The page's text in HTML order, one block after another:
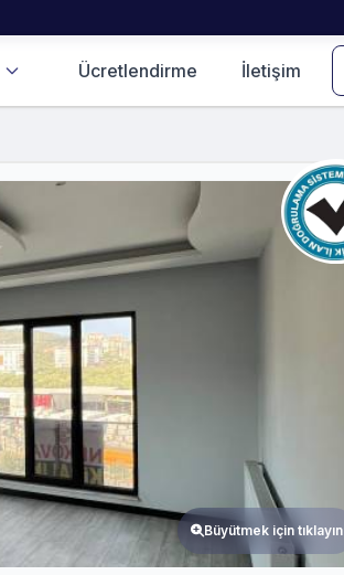
Ücretlendirme İletişim
Büyütmek için tıklayın